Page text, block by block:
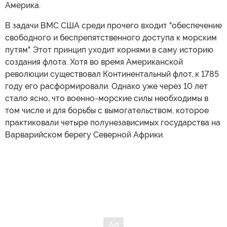
Америка.
В задачи ВМС США среди прочего входит "обеспечение
свободного и беспрепятственного доступа к морским
путям". Этот принцип уходит корнями в саму историю
создания флота. Хотя во время Американской
революции существовал Континентальный флот, к 1785
году его расформировали. Однако уже через 10 лет
стало ясно, что военно-морские силы необходимы в
том числе и для борьбы с вымогательством, которое
практиковали четыре полунезависимых государства на
Варварийском берегу Северной Африки.